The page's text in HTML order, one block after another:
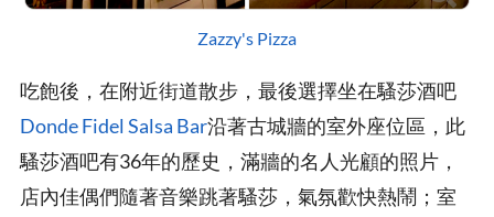
Zazzy's Pizza
吃飽後，在附近街道散步，最後選擇坐在騷莎酒吧
Donde Fidel Salsa Bar沿著古城牆的室外座位區，此
騷莎酒吧有36年的歷史，滿牆的名人光顧的照片，
店內佳偶們隨著音樂跳著騷莎，氣氛歡快熱鬧；室